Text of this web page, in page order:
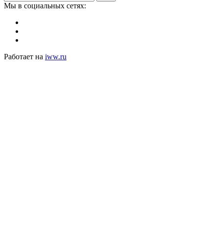
Мы в социальных сетях:
Работает на iww.ru